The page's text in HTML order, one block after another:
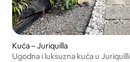
Kuća – Juriquilla
Ugodna i luksuzna kuća u Juriquilli